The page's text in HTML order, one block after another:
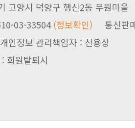
고양시 덕양구 행신2동 무원마을
03-33504(정보확인) 통신판
정보 관리책임자 : 신용상
회원탈퇴시